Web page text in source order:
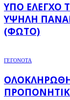
ΥΠΌ ΈΛΕΓΧΟ
ΥΨΗΛΉ
(ΦΩΤΌ)
ΓΕΓΟΝΟΤΑ